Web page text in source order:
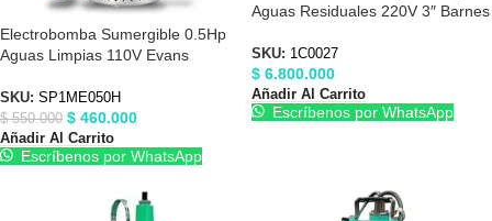
Electrobomba Sumergible 0.5Hp
Aguas Limpias 110V Evans
SKU: SP1ME050H
$550.000 $ 460.000
Añadir Al Carrito
Escríbenos por WhatsApp
Aguas Residuales 220V 3″ Barnes
SKU: 1C0027
$ 6.800.000
Añadir Al Carrito
Escríbenos por WhatsApp